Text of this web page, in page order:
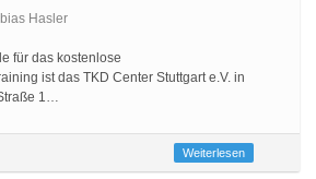
Hasler
für das kostenlose
ist das TKD Center Stuttgart e.V. in
1…
Weiterlesen